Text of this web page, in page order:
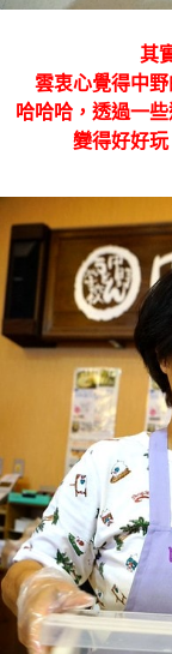
其
雲衷心覺得中
哈哈哈，透過一
變得好好玩